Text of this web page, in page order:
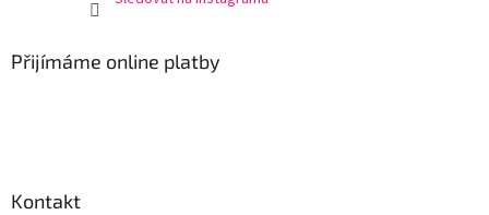
Přijímáme online platby
Kontakt